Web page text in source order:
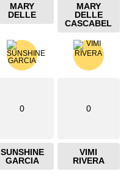
MARY
DELLE
MARY
DELLE
CASCABEL
0
SUNSHINE
GARCIA
0
VIMI
RIVERA